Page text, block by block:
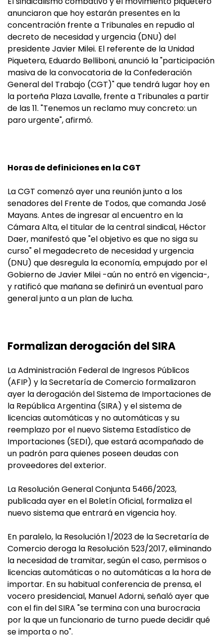
anunciaron que hoy estarán presentes en la
concentración frente a Tribunales en repudio al
decreto de necesidad y urgencia (DNU) del
presidente Javier Milei. El referente de la Unidad
Piquetera, Eduardo Belliboni, anunció la "participación
masiva de la convocatoria de la Confederación
General del Trabajo (CGT)" que tendrá lugar hoy en
la porteña Plaza Lavalle, frente a Tribunales a partir
de las 11. "Tenemos un reclamo muy concreto: un
paro urgente", afirmó.
Horas de definiciones en la CGT
La CGT comenzó ayer una reunión junto a los
senadores del Frente de Todos, que comanda José
Mayans. Antes de ingresar al encuentro en la
Cámara Alta, el titular de la central sindical, Héctor
Daer, manifestó que "el objetivo es que no siga su
curso" el megadecreto de necesidad y urgencia
(DNU) que desregula la economía, empujado por el
Gobierno de Javier Milei -aún no entró en vigencia-,
y ratificó que mañana se definirá un eventual paro
general junto a un plan de lucha.
Formalizan derogación del SIRA
La Administración Federal de Ingresos Públicos
(AFIP) y la Secretaría de Comercio formalizaron
ayer la derogación del Sistema de Importaciones de
la República Argentina (SIRA) y el sistema de
licencias automáticas y no automáticas y su
reemplazo por el nuevo Sistema Estadístico de
Importaciones (SEDI), que estará acompañado de
un padrón para quienes poseen deudas con
proveedores del exterior.
La Resolución General Conjunta 5466/2023,
publicada ayer en el Boletín Oficial, formaliza el
nuevo sistema que entrará en vigencia hoy.
En paralelo, la Resolución 1/2023 de la Secretaría de
Comercio deroga la Resolución 523/2017, eliminando
la necesidad de tramitar, según el caso, permisos o
licencias automáticas o no automáticas a la hora de
importar. En su habitual conferencia de prensa, el
vocero presidencial, Manuel Adorni, señaló ayer que
con el fin del SIRA "se termina con una burocracia
por la que un funcionario de turno puede decidir qué
se importa o no".